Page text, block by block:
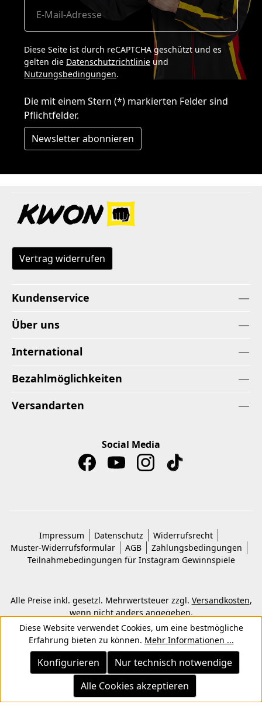
Diese Seite ist durch reCAPTCHA geschützt und es
gelten die Datenschutzrichtlinie und
Nutzungsbedingungen.
Die mit einem Stern (*) markierten Felder sind
Pflichtfelder.
Newsletter abonnieren
Vertrag widerrufen
Kundenservice
Über uns
International
Bezahlmöglichkeiten
Versandarten
Social Media
Impressum Datenschutz
Widerrufsrecht
Muster-Widerrufsformular
AGB
Zahlungsbedingungen
Teilnahmebedingungen für Instagram Gewinnspiele
Alle Preise inkl. gesetzl. Mehrwertsteuer zzgl. Versandkosten,
wenn nicht anders angegeben.
© 2026 Copyright © Kwon KG. Alle Rechte vorbehalten.
Diese Website verwendet Cookies, um eine bestmögliche
Erfahrung bieten zu können. Mehr Informationen ...
Nur technisch notwendige
Konfigurieren
Alle Cookies akzeptieren